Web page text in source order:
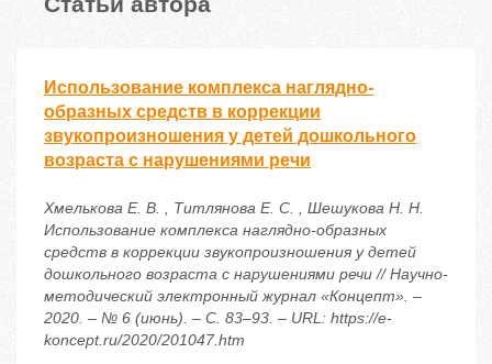
Использование комплекса наглядно-
образных средств в коррекции
звукопроизношения у детей дошкольного
возраста с нарушениями речи
Хмелькова Е. В. , Титлянова Е. С. , Шешукова Н. Н.
Использование комплекса наглядно-образных
средств в коррекции звукопроизношения у детей
дошкольного возраста с нарушениями речи // Научно-
методический электронный журнал «Концепт». –
2020. – № 6 (июнь). – С. 83–93. – URL: https://e-
koncept.ru/2020/201047.htm